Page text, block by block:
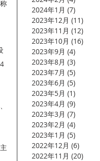
2024年1月 (7)
2023年12月 (11)
2023年11月 (12)
2023年10月 (16)
2023年9月 (4)
2023年8月 (3)
2023年7月 (5)
2023年6月 (5)
2023年5月 (1)
2023年4月 (9)
2023年3月 (7)
2023年2月 (4)
2023年1月 (5)
2022年12月 (6)
2022年11月 (20)